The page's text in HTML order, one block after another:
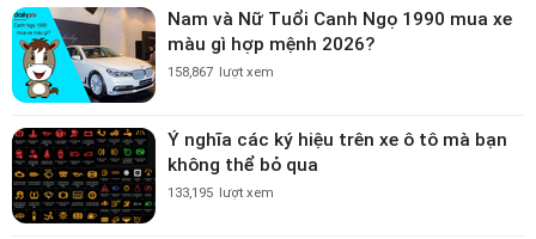
Nam và Nữ Tuổi Canh Ngọ 1990 mua xe
màu gì hợp mệnh 2026?
158,867 lượt xem
Ý nghĩa các ký hiệu trên xe ô tô mà bạn
không thể bỏ qua
133,195 lượt xem